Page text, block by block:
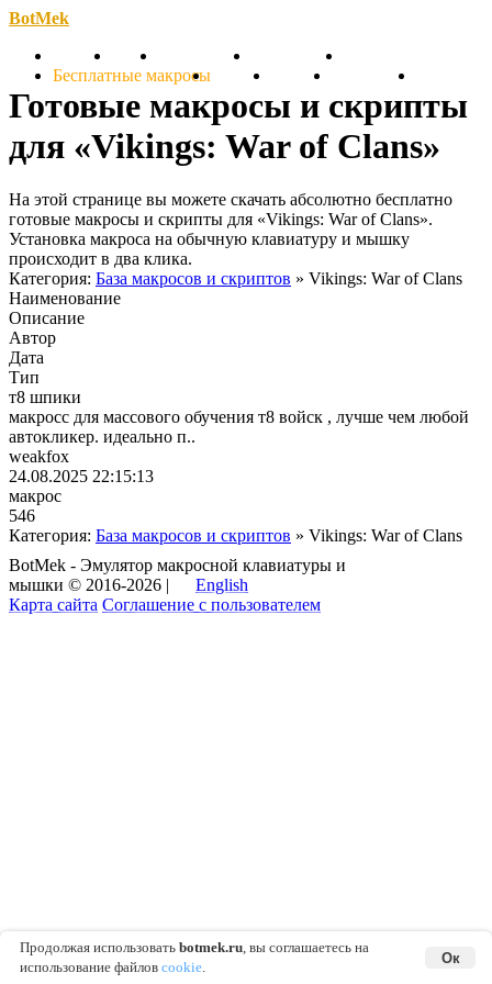
BotMek
Скачать
Обзор Обновления Инструкция
Бесплатные макросы Тарифы Отзывы Поддержка
Готовые макросы и скрипты
для «Vikings: War of Clans»
На этой странице вы можете скачать абсолютно бесплатно
готовые макросы и скрипты для «Vikings: War of Clans».
Установка макроса на обычную клавиатуру и мышку
происходит в два клика.
Категория: База макросов и скриптов » Vikings: War of Clans
Наименование
Описание
Автор
Дата
Тип
т8 шпики
макросс для массового обучения т8 войск , лучше чем любой
автокликер. идеально п..
weakfox
24.08.2025 22:15:13
макрос
546
Категория: База макросов и скриптов » Vikings: War of Clans
BotMek - Эмулятор макросной клавиатуры и
мышки © 2016-2026 |
English
Карта сайта Соглашение с пользователем